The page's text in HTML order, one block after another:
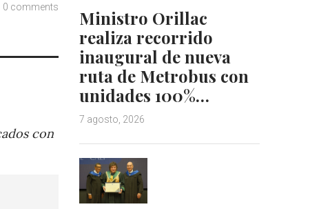
0 comments
con
Ministro Orillac
realiza recorrido
inaugural de nueva
ruta de Metrobus con
unidades 100%…
7 agosto, 2026